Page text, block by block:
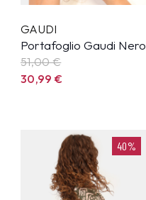
GAUDI
Portafoglio Gaudi Nero
51,00 €
30,99€
40%